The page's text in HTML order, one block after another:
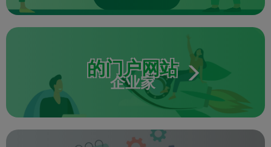
的门户网站
企业家